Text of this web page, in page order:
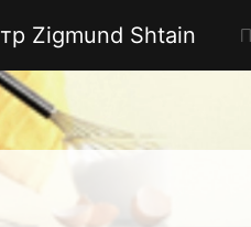
Zigmund Shtain